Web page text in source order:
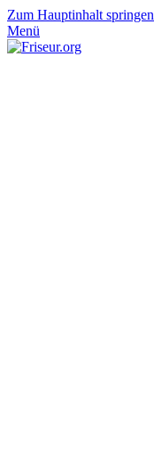
Zum Hauptinhalt springen
Menü